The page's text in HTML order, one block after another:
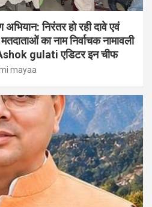
निरंतर हो रही दावे एवं
का नाम निर्वाचक नामावली
gulati एडिटर इन चीफ
mayaa